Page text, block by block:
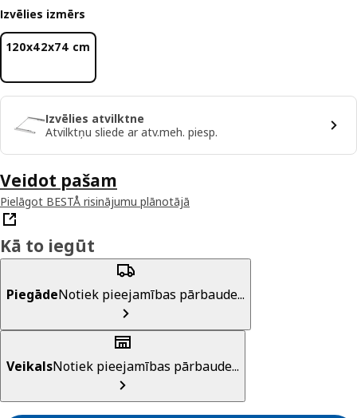
Izvēlies izmērs
120x42x74 cm
Izvēlies atvilktne
Atvilktņu sliede ar atv.meh. piesp.
Veidot pašam
Pielāgot BESTÅ risinājumu plānotājā
Kā to iegūt
PiegādeNotiek pieejamības pārbaude...
VeikalsNotiek pieejamības pārbaude...